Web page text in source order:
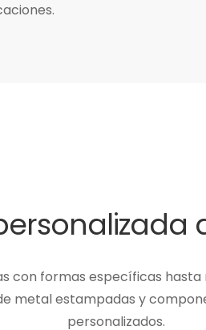
con formas específicas
metal estampadas y
personalizados.